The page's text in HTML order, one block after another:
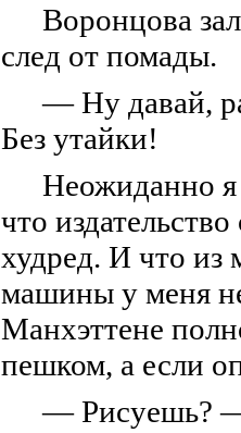
Воронцова
след от помады.
—Нудавай,
Без утайки!
Неожиданно я
что
худред. И что из
машины у меня
Манхэттене
пешком, а если
— Рисуешь?